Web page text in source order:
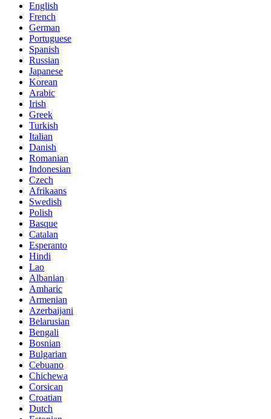
English
French
German
Portuguese
Spanish
Russian
Japanese
Korean
Arabic
Irish
Greek
Turkish
Italian
Danish
Romanian
Indonesian
Czech
Afrikaans
Swedish
Polish
Basque
Catalan
Esperanto
Hindi
Lao
Albanian
Amharic
Armenian
Azerbaijani
Belarusian
Bengali
Bosnian
Bulgarian
Cebuano
Chichewa
Corsican
Croatian
Dutch